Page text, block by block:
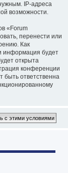
IP-адреса
возможности.
«Forum
перенести или
Как
информация будет
открыта
конференции
быть ответственна